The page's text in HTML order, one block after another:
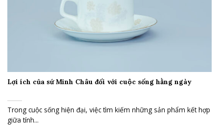
Lợi ích của sứ Minh Châu đối với cuộc sống hằng ngày
Trong cuộc sống hiện đại, việc tìm kiếm những sản phẩm kết hợp
giữa tính...